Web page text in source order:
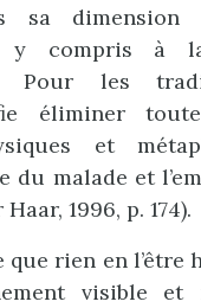
sa dimension
y compris à
Pour les
éliminer
et
du malade et
1996, p. 174).
rien en l’être
visible et